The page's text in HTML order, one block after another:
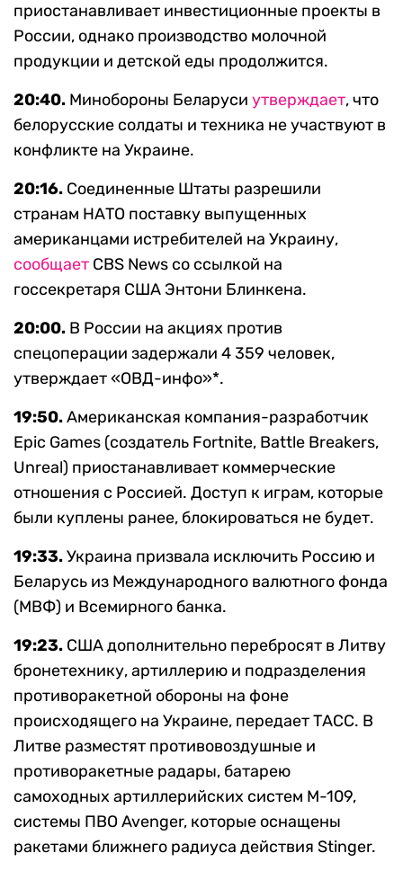
приостанавливает инвестиционные проекты в
России, однако производство молочной
продукции и детской еды продолжится.
20:40. Минобороны Беларуси утверждает, что
белорусские солдаты и техника не участвуют в
конфликте на Украине.
20:16. Соединенные Штаты разрешили
странам НАТО поставку выпущенных
американцами истребителей на Украину,
сообщает СBS News со ссылкой на
госсекретаря США Энтони Блинкена.
20:00. В России на акциях против
спецоперации задержали 4 359 человек,
утверждает «ОВД-инфо»*.
19:50.Американская компания-разработчик
Epic Games (создатель Fortnite, Battle Breakers,
Unreal) приостанавливает коммерческие
отношения с Россией. Доступ к играм, которые
были куплены ранее, блокироваться не будет.
19:33.Украина призвала исключить Россию и
Беларусь из Международного валютного фонда
(МВФ) и Всемирного банка.
19:23. США дополнительно перебросят в Литву
бронетехнику, артиллерию и подразделения
противоракетной обороны на фоне
происходящего на Украине, передает ТАСС. В
Литве разместят противовоздушные и
противоракетные радары, батарею
самоходных артиллерийских систем М-109,
системы ПВО Avenger, которые оснащены
ракетами ближнего радиуса действия Stinger.